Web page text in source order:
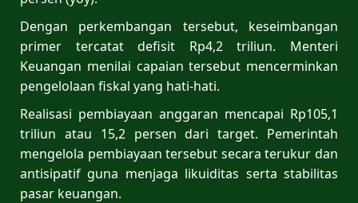
Dengan perkembangan tersebut, keseimbangan
primer tercatat defisit Rp4,2 triliun. Menteri
Keuangan menilai capaian tersebut mencerminkan
pengelolaan fiskal yang hati-hati.
Realisasi pembiayaan anggaran mencapai Rp105,1
triliun atau 15,2 persen dari target. Pemerintah
mengelola pembiayaan tersebut secara terukur dan
antisipatif guna menjaga likuiditas serta stabilitas
pasar keuangan.